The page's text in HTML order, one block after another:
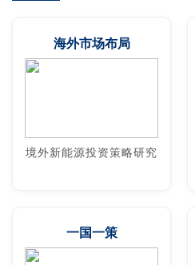
海外市场布局
境外新能源投资策略研究
一国一策